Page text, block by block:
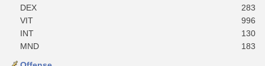
DEX
283
VIT
996
INT
130
MND
183